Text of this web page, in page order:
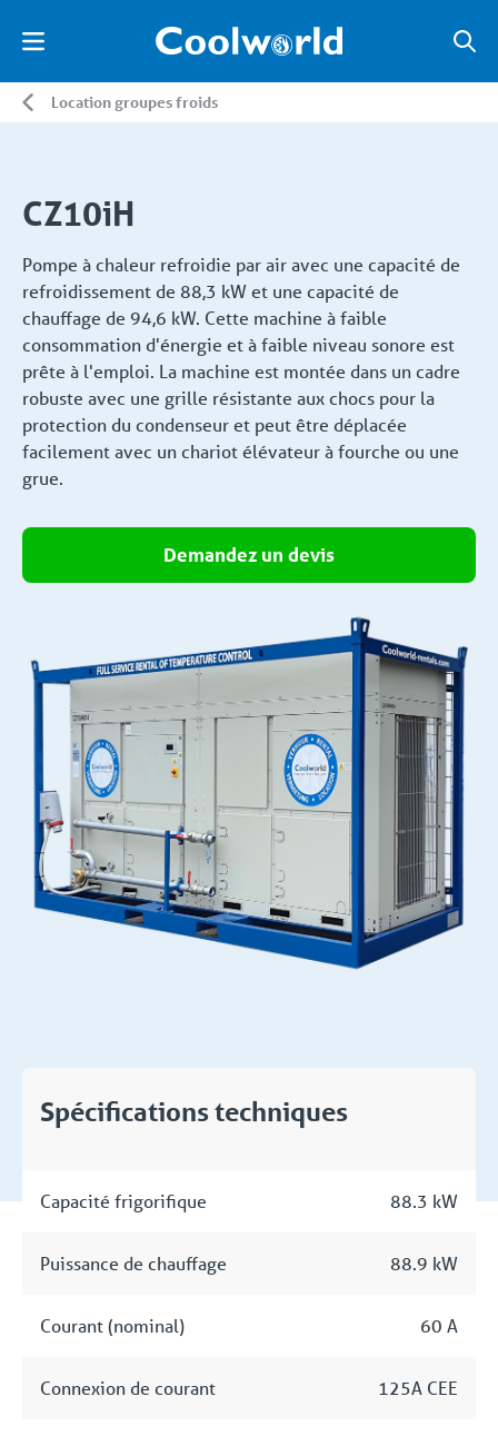
Location groupes froids
CZ10iH
Pompe à chaleur refroidie par air avec une capacité de
refroidissement de 88,3 kW et une capacité de
chauffage de 94,6 kW. Cette machine à faible
consommation d'énergie et à faible niveau sonore est
prête à l'emploi. La machine est montée dans un cadre
robuste avec une grille résistante aux chocs pour la
protection du condenseur et peut être déplacée
facilement avec un chariot élévateur à fourche ou une
grue.
Demandez un devis
Spécifications techniques
Capacité frigorifique 88.3 kW
Puissance de chauffage 88.9 kW
Courant (nominal) 60 A
Connexion de courant 125A CEE